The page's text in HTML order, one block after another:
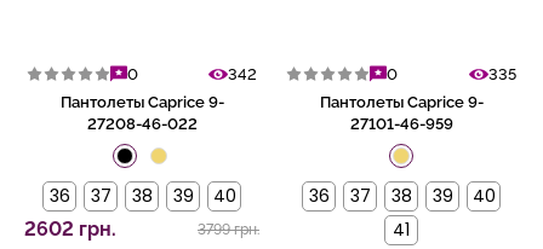
0
342
Пантолеты Caprice 9-
27208-46-022
36 37 38 39 40
2602 грн. 3799 грн.
0
335
Пантолеты Caprice 9-
27101-46-959
36 37 38 39
40
41